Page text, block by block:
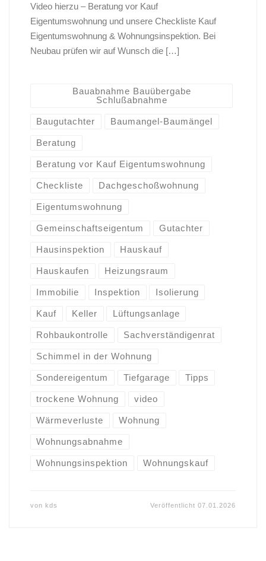
Video hierzu – Beratung vor Kauf
Eigentumswohnung und unsere Checkliste Kauf
Eigentumswohnung & Wohnungsinspektion. Bei
Neubau prüfen wir auf Wunsch die […]
Bauabnahme Bauübergabe
Schlußabnahme
Baugutachter Baumangel-Baumängel
Beratung
Beratung vor Kauf Eigentumswohnung
Checkliste Dachgeschoßwohnung
Eigentumswohnung
Gemeinschaftseigentum Gutachter
Hausinspektion Hauskauf
Hauskaufen Heizungsraum
Immobilie Inspektion Isolierung
Kauf Keller Lüftungsanlage
Rohbaukontrolle Sachverständigenrat
Schimmel in der Wohnung
Sondereigentum Tiefgarage Tipps
trockene Wohnung video
Wärmeverluste Wohnung
Wohnungsabnahme
Wohnungsinspektion Wohnungskauf
von kds Veröffentlicht07.01.2026